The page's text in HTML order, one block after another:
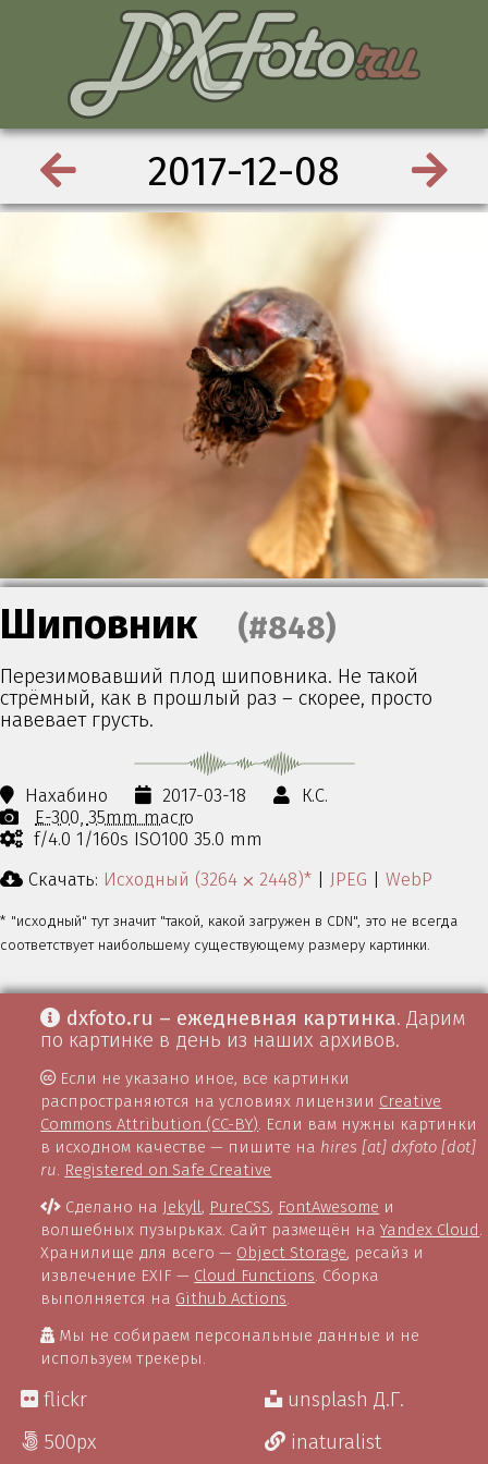
2017-12-08
Шиповник (#848)
Перезимовавший плод шиповника. Не такой
стрёмный, как в прошлый раз – скорее, просто
навевает грусть.
Нахабино 2017-03-18
К.С.
E-300 35mm macro
f/4.0 1/160s ISO100 35.0 mm
Скачать: Исходный (3264 ⨉ 2448)* | JPEG | WebP
* "исходный" тут значит "такой, какой загружен в CDN", это не всегда
соответствует наибольшему существующему размеру картинки.
dxfoto.ru – ежедневная картинка. Дарим
по картинке в день из наших архивов.
Если не указано иное, все картинки
распространяются на условиях лицензии Creative
Commons Attribution (CC-BY) . Если вам нужны картинки
в исходном качестве — пишите на hires [at] dxfoto [dot]
ru Registered on Safe Creative
Сделано на Jekyll, PureCSS, FontAwesome и
волшебных пузырьках. Сайт размещён наYandex Cloud
Хранилище для всего — Object Storage, ресайз и
извлечение EXIF — Cloud Functions . Сборка
выполняется на Github Actions
Мы не собираем персональные данные и не
используем трекеры.
flickr
500px
unsplash Д.Г.
inaturalist